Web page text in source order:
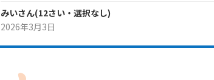
みいさん(12さい・ 選択なし)
2026年3月3日